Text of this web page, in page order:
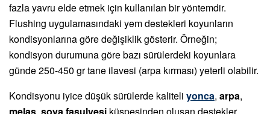
fazla yavru elde etmek için kullanılan bir yöntemdir.
Flushing uygulamasındaki yem destekleri koyunların
kondisyonlarına göre değişiklik gösterir. Örneğin;
kondisyon durumuna göre bazı sürülerdeki koyunlara
günde 250-450 gr tane ilavesi (arpa kırması) yeterli olabilir.
Kondisyonu iyice düşük sürülerde kaliteli yonca, arpa,